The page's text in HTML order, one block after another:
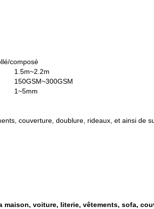
composé
1.5m~2.2m
150GSM~300GSM
1~5mm
couverture, doublure, rideaux, et ainsi de
voiture, literie, vêtements, sofa,